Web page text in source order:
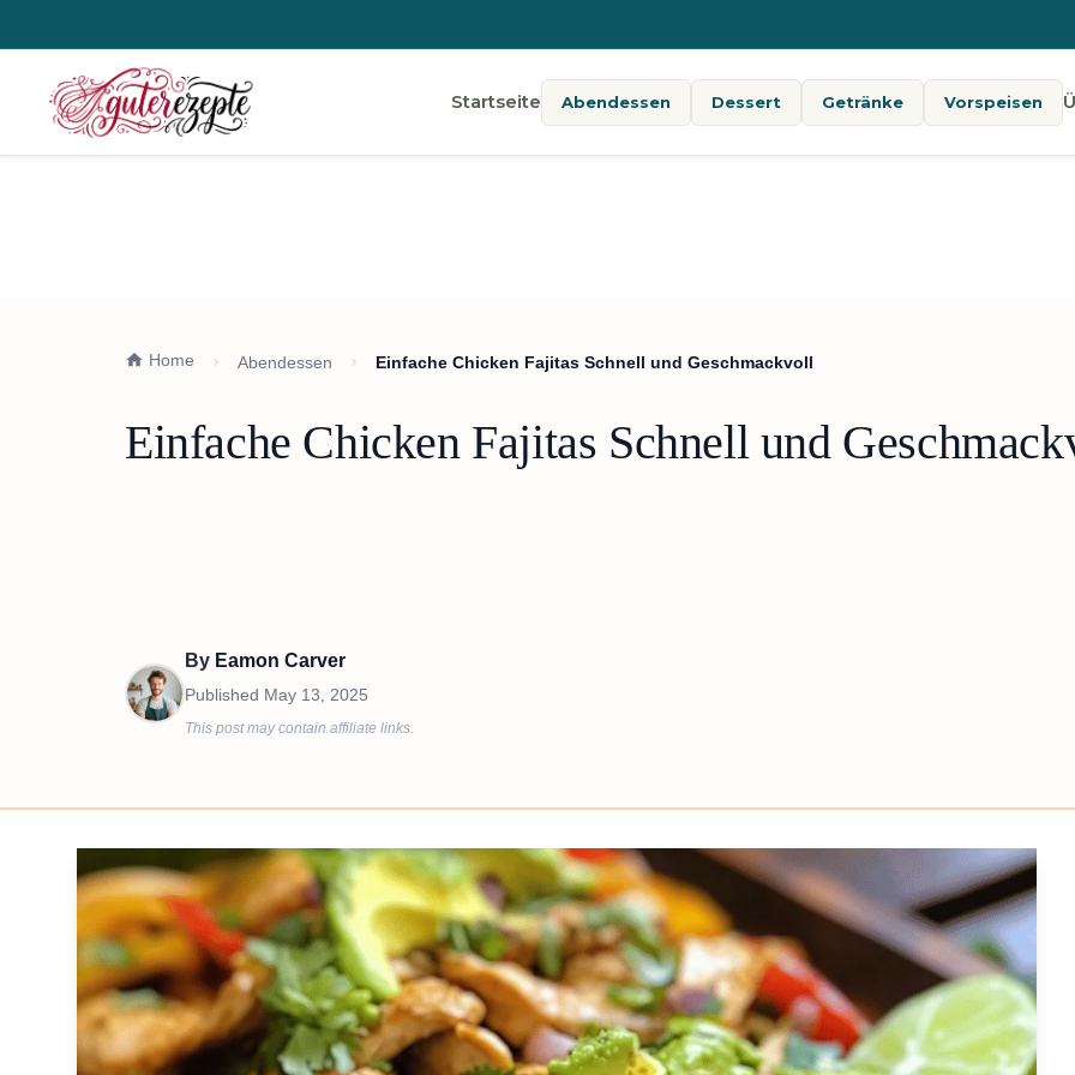
Startseite Abendessen Dessert Getränke Vorspeisen
Home Abendessen Einfache Chicken Fajitas Schnell und Geschmackvoll
Einfache Chicken Fajitas Schnell und
By Eamon Carver
Published May 13, 2025
This post may contain affiliate links.